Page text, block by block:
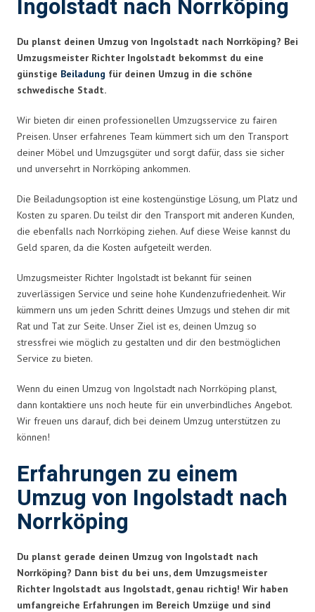
Ingolstadt nach Norrköping
Du planst deinen Umzug von Ingolstadt nach Norrköping? Bei
Umzugsmeister Richter Ingolstadt bekommst du eine
günstige Beiladung für deinen Umzug in die schöne
schwedische Stadt.
Wir bieten dir einen professionellen Umzugsservice zu fairen
Preisen. Unser erfahrenes Team kümmert sich um den Transport
deiner Möbel und Umzugsgüter und sorgt dafür, dass sie sicher
und unversehrt in Norrköping ankommen.
Die Beiladungsoption ist eine kostengünstige Lösung, um Platz und
Kosten zu sparen. Du teilst dir den Transport mit anderen Kunden,
die ebenfalls nach Norrköping ziehen. Auf diese Weise kannst du
Geld sparen, da die Kosten aufgeteilt werden.
Umzugsmeister Richter Ingolstadt ist bekannt für seinen
zuverlässigen Service und seine hohe Kundenzufriedenheit. Wir
kümmern uns um jeden Schritt deines Umzugs und stehen dir mit
Rat und Tat zur Seite. Unser Ziel ist es, deinen Umzug so
stressfrei wie möglich zu gestalten und dir den bestmöglichen
Service zu bieten.
Wenn du einen Umzug von Ingolstadt nach Norrköping planst,
dann kontaktiere uns noch heute für ein unverbindliches Angebot.
Wir freuen uns darauf, dich bei deinem Umzug unterstützen zu
können!
Erfahrungen zu einem
Umzug von Ingolstadt nach
Norrköping
Du planst gerade deinen Umzug von Ingolstadt nach
Norrköping? Dann bist du bei uns, dem Umzugsmeister
Richter Ingolstadt aus Ingolstadt, genau richtig! Wir haben
umfangreiche Erfahrungen im Bereich Umzüge und sind